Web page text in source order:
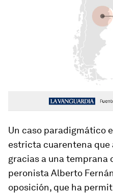
Un caso paradigmático
estricta cuarentena que
gracias a una
peronista Alberto
oposición, que ha